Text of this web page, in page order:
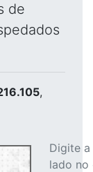
de
,
Digite
lado no